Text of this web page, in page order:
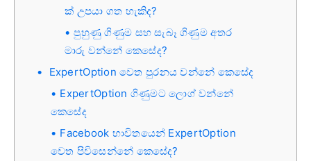
ක් උපයා ගත හැකිද?
පුහුණු ගිණුම සහ සැබෑ ගිණුම අතර
මාරු වන්නේ කෙසේද?
ExpertOption වෙත පුරනය වන්නේ කෙසේද
ExpertOption ගිණුමට ලොග් වන්නේ
කෙසේද
Facebook භාවිතයෙන් ExpertOption
වෙත පිවිසෙන්නේ කෙසේද?